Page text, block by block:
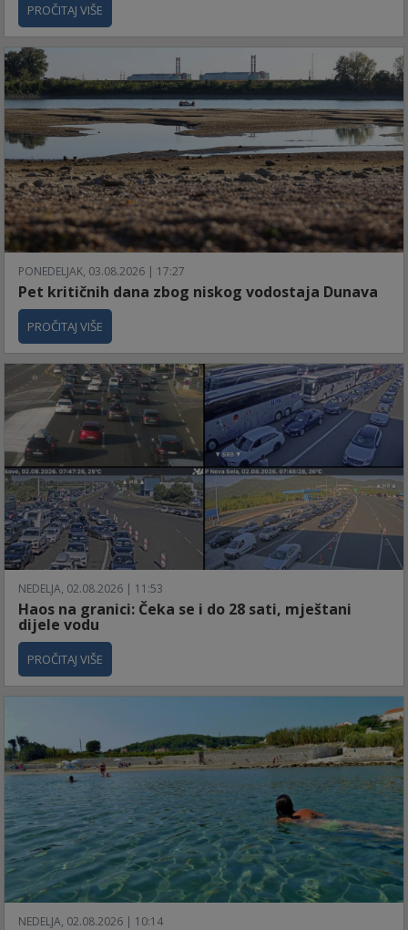
PROČITAJ VIŠE
PONEDELJAK, 03.08.2026 | 17:27
Pet kritičnih dana zbog niskog vodostaja Dunava
PROČITAJ VIŠE
NEDELJA, 02.08.2026 | 11:53
Haos na granici: Čeka se i do 28 sati, mještani
dijele vodu
PROČITAJ VIŠE
NEDELJA, 02.08.2026 | 10:14